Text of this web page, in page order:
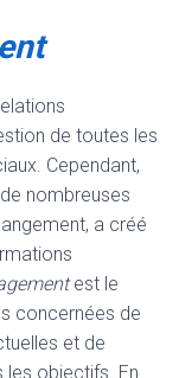
de toutes les
Cependant,
nombreuses
a créé
est le
concernées de
et de
les objectifs. En